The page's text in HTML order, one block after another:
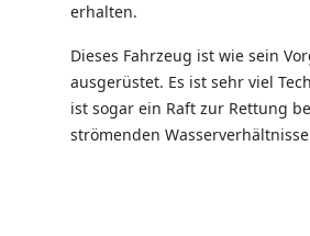
erhalten.
Dieses Fahrzeug ist wie sein
ausgerüstet. Es ist sehr viel
ist sogar ein Raft zur Rettung
strömenden